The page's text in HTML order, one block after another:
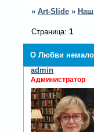
» Art-Slide »
О Любви немало
Страница: 1
admin
Администратор